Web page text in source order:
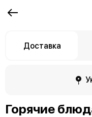
Доставка
Горячие